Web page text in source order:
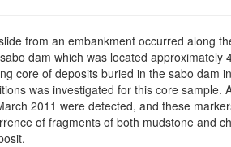
from an embankment occurred along
dam which was located
core of deposits buried in the sabo dam
was investigated for this core sample.
2011 were detected, and these
of fragments of both mudstone and